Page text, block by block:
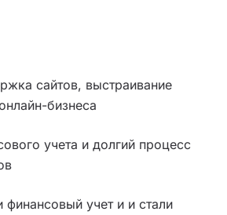
сайтов, выстраивание
бизнеса
учета и долгий процесс
финансовый учет и и стали